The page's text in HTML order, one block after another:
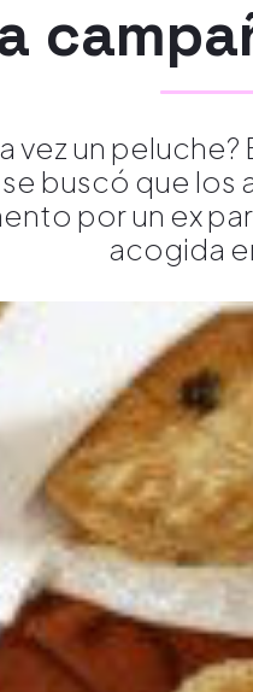
vez un
buscó que
por un ex
acogida